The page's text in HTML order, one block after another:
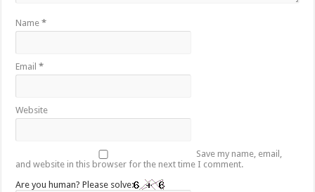
Name*
Email*
Website
Save my name, email,
and website in this browser for the next time I comment.
Are you human? Please solve: